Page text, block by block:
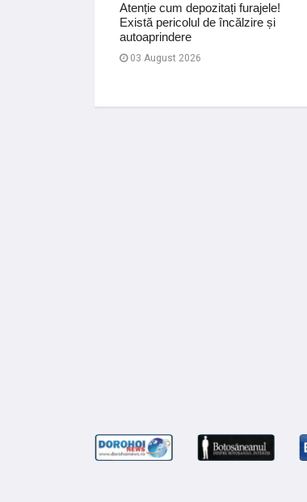
Atenție cum depozitați furajele!
Există pericolul de încălzire și
autoaprindere
03 August 2026